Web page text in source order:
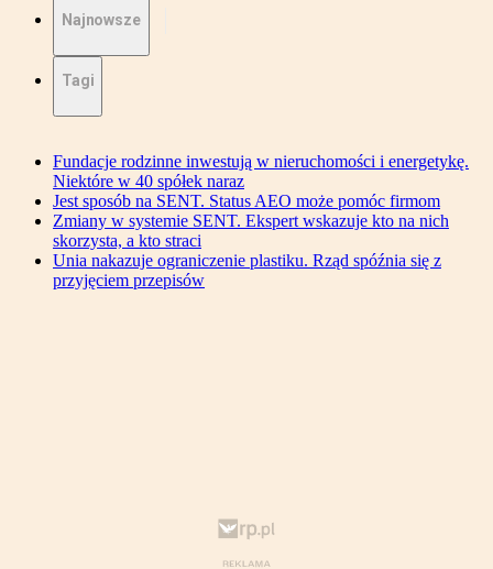
Najnowsze
Tagi
Fundacje rodzinne inwestują w nieruchomości i energetykę.
Niektóre w 40 spółek naraz
Jest sposób na SENT. Status AEO może pomóc firmom
Zmiany w systemie SENT. Ekspert wskazuje kto na nich
skorzysta, a kto straci
Unia nakazuje ograniczenie plastiku. Rząd spóźnia się z
przyjęciem przepisów